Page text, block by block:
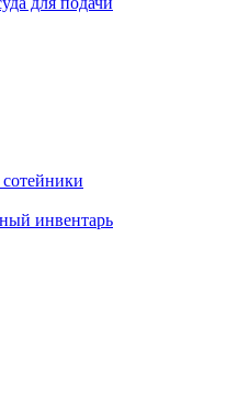
инвентарь